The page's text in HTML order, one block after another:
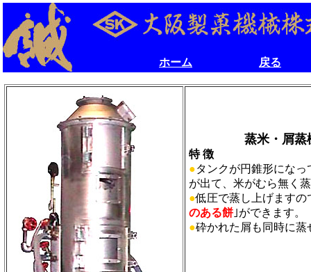
ホーム 戻る
ホーム 戻る
蒸米・屑
特 徴
●タンクが円錐形にな
が出て、米がむら無く
●低圧で蒸し上げますの
のある餅 ｣ができます。
●砕かれた屑も同時に蒸